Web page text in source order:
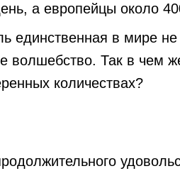
а европейцы около
единственная в мире
волшебство. Так в чем
количествах?